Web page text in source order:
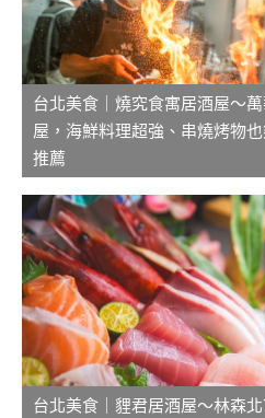
台北美食｜燒究食寓居酒屋～
屋，海鮮料理超強、串燒烤物
推薦
台北美食｜貍君居酒屋～林森